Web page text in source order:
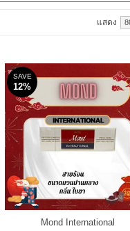
บัญชีผู้ใช้
ขั้นตอนการสั่งซื้อ
แจ้งชำระเงิน
แสดง
Mond International
SAVE
12%